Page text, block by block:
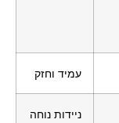
עמיד וחזק
ניידות נוחה